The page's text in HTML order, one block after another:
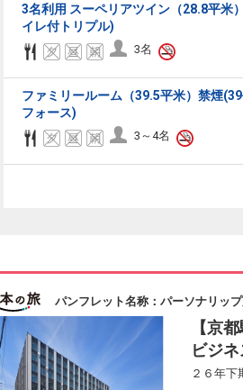
3名利用 スーペリアツイン（28.8平米
イレ付トリプル)
3名
ファミリールーム（39.5平米）禁煙
フォース)
3～4名
パンフレット名称：パーソナリッ
【京
ビジ
２６年